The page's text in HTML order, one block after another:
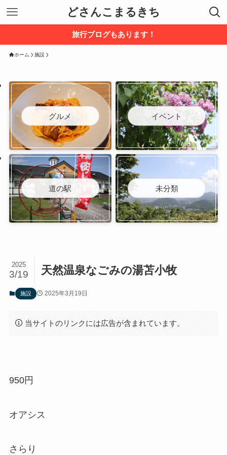
どさんこまるきち
旅行ブログもあります！
ホーム 施設
グルメ イベント
道の駅 未分類
天然温泉なごみの湯苫小牧
2025
3/19
施設 2025年3月19日
当サイトのリンクには広告が含まれています。
950円
オアシス
さらり